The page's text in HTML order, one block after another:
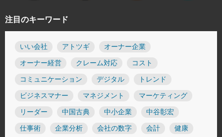
注目のキーワード
いい会社 アトツギ オーナー企業
オーナー経営 クレーム対応 コスト
コミュニケーション デジタル トレンド
ビジネスマナー マネジメント マーケティング
リーダー 中国古典 中小企業 中谷彰宏
仕事術 企業分析 会社の数字 会計 健康